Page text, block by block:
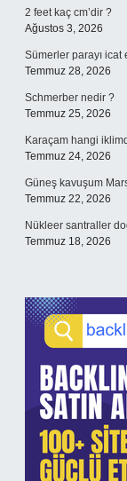
2 feet kaç cm’dir ?
Ağustos 3, 2026
Sümerler parayı icat
Temmuz 28, 2026
Schmerber nedir ?
Temmuz 25, 2026
Karaçam hangi
Temmuz 24, 2026
Güneş kavuşum
Temmuz 22, 2026
Nükleer santraller
Temmuz 18, 2026